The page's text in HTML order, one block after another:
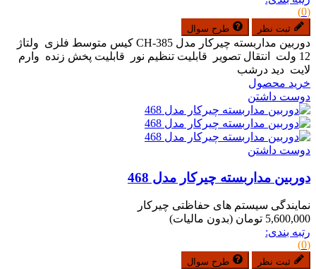
(0)
ثبت نظر طرح سوال
دوربین مداربسته چیرکار مدل CH-385 کیس متوسط فلزی ولتاژ
12 ولت انتقال تصویر قابلیت تنظیم نور قابلیت پخش زنده وارم
لایت دید درشب
خرید محصول
دوست داشتن
دوست داشتن
دوربین مداربسته چیرکار مدل 468
نمایندگی سیستم های حفاظتی چیرکار
5,600,000 تومان
(بدون مالیات)
رتبه بندی:
(0)
ثبت نظر طرح سوال